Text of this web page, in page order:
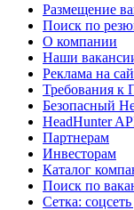
Размещение
Поиск по
О компании
Наши
Реклама на
Требования к
Безопасный
HeadHunter
Партнерам
Инвесторам
Каталог
Поиск по
Сетка: